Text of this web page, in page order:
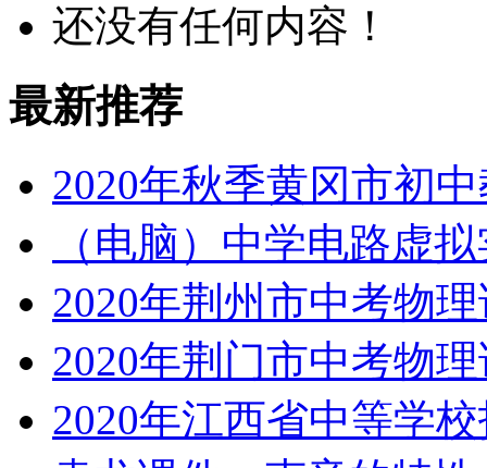
还没有任何内容！
最新推荐
2020年秋季黄冈市初
（电脑）中学电路虚
2020年荆州市中考物
2020年荆门市中考物
2020年江西省中等学